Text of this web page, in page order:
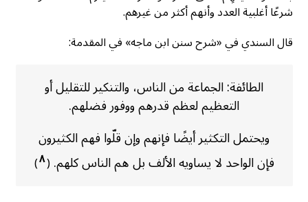
شرعًا أغلبية العدد وأنهم أكثر من غيرهم.
قال السندي في «شرح سنن ابن ماجه» في المقدمة:
الطائفة: الجماعة من الناس، والتنكير للتقليل أو
التعظيم لعظم قدرهم ووفور فضلهم.
ويحتمل التكثير أيضًا فإنهم وإن قلّوا فهم الكثيرون
فإن الواحد لا يساويه الألف بل هم الناس كلهم.(٨)